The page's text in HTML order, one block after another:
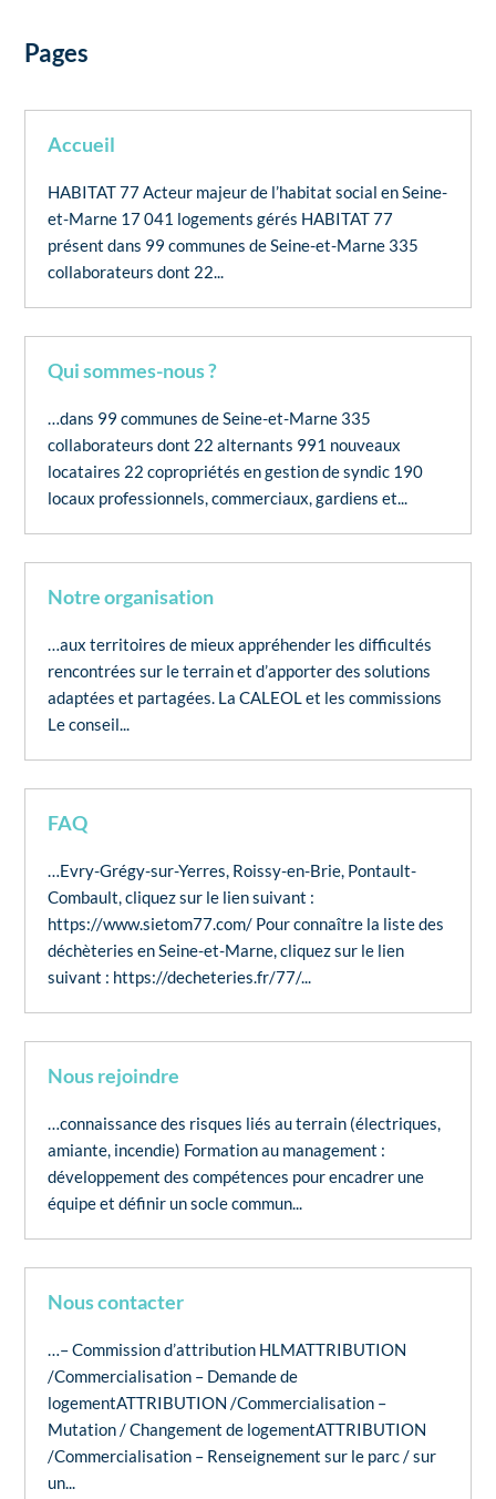
Pages
Accueil
HABITAT 77 Acteur majeur de l’habitat social en Seine-
et-Marne 17 041 logements gérés HABITAT 77
présent dans 99 communes de Seine-et-Marne 335
collaborateurs dont 22...
Qui sommes-nous ?
…dans 99 communes de Seine-et-Marne 335
collaborateurs dont 22 alternants 991 nouveaux
locataires 22 copropriétés en gestion de syndic 190
locaux professionnels, commerciaux, gardiens et...
Notre organisation
…aux territoires de mieux appréhender les difficultés
rencontrées sur le terrain et d’apporter des solutions
adaptées et partagées. La CALEOL et les commissions
Le conseil...
FAQ
…Evry-Grégy-sur-Yerres, Roissy-en-Brie, Pontault-
Combault, cliquez sur le lien suivant :
https://www.sietom77.com/ Pour connaître la liste des
déchèteries en Seine-et-Marne, cliquez sur le lien
suivant : https://decheteries.fr/77/...
Nous rejoindre
…connaissance des risques liés au terrain (électriques,
amiante, incendie) Formation au management :
développement des compétences pour encadrer une
équipe et définir un socle commun...
Nous contacter
…– Commission d’attribution HLMATTRIBUTION
/Commercialisation – Demande de
logementATTRIBUTION /Commercialisation –
Mutation / Changement de logementATTRIBUTION
/Commercialisation – Renseignement sur le parc / sur
un...